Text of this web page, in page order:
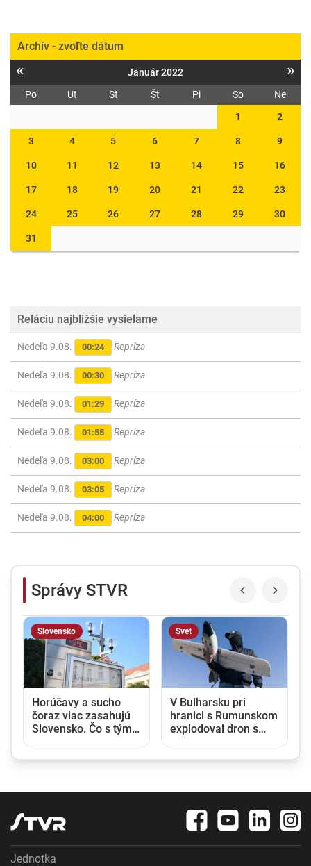
Archív - zvoľte dátum
« Január 2022 »
Po Ut St Št Pi So
Ne
1
2
3 4 5 6 7 8 9
10 11 12 13 14 15 16
17 18 19 20 21 22 23
24 25 26 27 28 29 30
31
Reláciu najbližšie vysielame
Nedeľa 9.08. 00:24 Repríza
Nedeľa 9.08. 00:30 Repríza
Nedeľa 9.08. 01:29 Repríza
Nedeľa 9.08. 01:55 Repríza
Nedeľa 9.08. 03:00 Repríza
Nedeľa 9.08. 03:05 Repríza
Nedeľa 9.08. 04:00 Repríza
Správy STVR
Slovensko
Horúčavy a sucho
čoraz viac zasahujú
Slovensko. Čo s tým
Svet
V Bulharsku pri
hranici s Rumunskom
explodoval dron s
Jednotka